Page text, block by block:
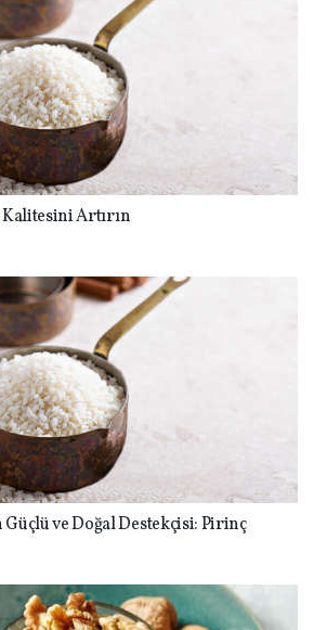
Artırın
Güçlü ve Doğal Destekçisi: Pirinç